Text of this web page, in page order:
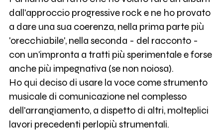
dall'approccio progressive rock e ne ho provato
a dare una sua coerenza, nella prima parte più
'orecchiabile', nella seconda - del racconto -
con un'impronta a tratti più sperimentale e forse
anche più impegnativa (se non noiosa).
Ho qui deciso di usare la voce come strumento
musicale di comunicazione nel complesso
dell'arrangiamento, a dispetto di altri, molteplici
lavori precedenti perlopiù strumentali.